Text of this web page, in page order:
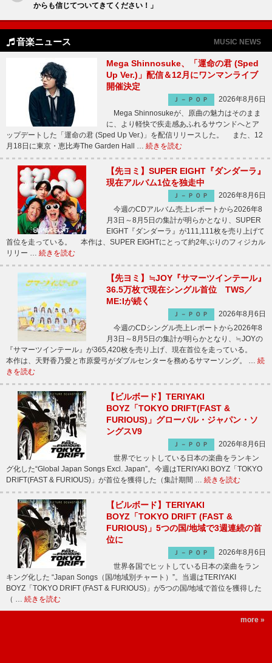
からも信じてついてきてください！」
音楽ニュース MUSIC NEWS
Mega Shinnosuke、「運命の君 (Sped
Up Ver.)」配信＆12月にワンマンライブ
開催決定
Ｊ－ＰＯＰ
2026年8月6日
Mega Shinnosukeが、原曲の魅力はそのまま
に、より軽快で疾走感あふれるサウンドへとア
ップデートした「運命の君 (Sped Up Ver.)」を配信リリースした。 また、12
月18日に東京・恵比寿The Garden Hall … 続きを読む
【先ヨミ】SUPER EIGHT『ダンダーラ』
現在アルバム1位を独走中
Ｊ－ＰＯＰ
2026年8月6日
今週のCDアルバム売上レポートから2026年8
月3日～8月5日の集計が明らかとなり、SUPER
EIGHT『ダンダーラ』が111,111枚を売り上げて
首位を走っている。 本作は、SUPER EIGHTにとって約2年ぶりのフィジカル
リリー … 続きを読む
【先ヨミ】≒JOY『サマーツインテール』
36.5万枚で現在シングル首位 TWS／
ME:Iが続く
Ｊ－ＰＯＰ
2026年8月6日
今週のCDシングル売上レポートから2026年8
月3日～8月5日の集計が明らかとなり、≒JOYの
『サマーツインテール』が365,420枚を売り上げ、現在首位を走っている。
本作は、天野香乃愛と市原愛弓がダブルセンターを務めるサマーソング。 … 続
きを読む
【ビルボード】TERIYAKI
BOYZ「TOKYO DRIFT(FAST &
FURIOUS)」グローバル・ジャパン・ソ
ングスV9
Ｊ－ＰＯＰ
2026年8月6日
世界でヒットしている日本の楽曲をランキン
グ化した“Global Japan Songs Excl. Japan”。今週はTERIYAKI BOYZ「TOKYO
DRIFT(FAST & FURIOUS)」が首位を獲得した（集計期間 … 続きを読む
【ビルボード】TERIYAKI
BOYZ「TOKYO DRIFT (FAST &
FURIOUS)」5つの国/地域で3週連続の首
位に
Ｊ－ＰＯＰ
2026年8月6日
世界各国でヒットしている日本の楽曲をラン
キング化した “Japan Songs（国/地域別チャート）”。当週はTERIYAKI
BOYZ「TOKYO DRIFT (FAST & FURIOUS)」が5つの国/地域で首位を獲得した
（ … 続きを読む
more »